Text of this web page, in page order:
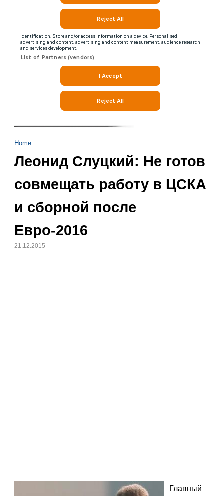
Home
Леонид Слуцкий: Не готов
совмещать работу в ЦСКА
и сборной после
Евро-2016
21.12.2015
Главный